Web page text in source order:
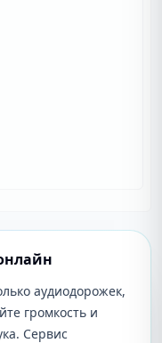
аудиодорожек,
громкость и
Сервис